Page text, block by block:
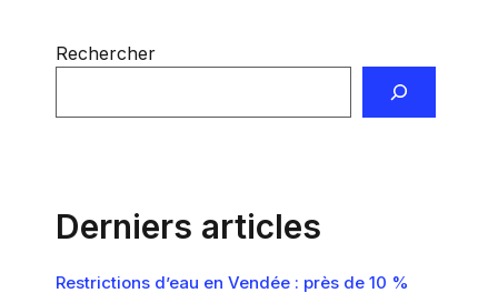
Rechercher
Derniers articles
Restrictions d’eau en Vendée : près de 10 %